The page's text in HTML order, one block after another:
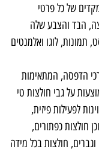
של כל פרטי
הבד והצבע שלה
לוגו ואלמנטים
הדפסה, המתאימות
על גבי חולצות טי
לפעילות פיזית,
חולצות כפתורים,
חולצות בכל מידה